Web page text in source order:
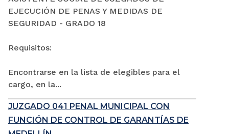
EJECUCIÓN DE PENAS Y MEDIDAS DE
SEGURIDAD - GRADO 18
Requisitos:
Encontrarse en la lista de elegibles para el
cargo, en la...
JUZGADO 041 PENAL MUNICIPAL CON
FUNCIÓN DE CONTROL DE GARANTÍAS DE